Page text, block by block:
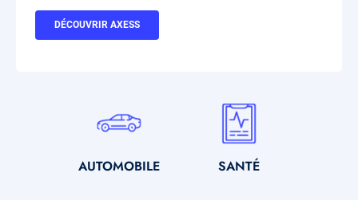
Bouton
CTA
DÉCOUVRIR AXESS
SOUS-
AUTOMOBILE
Icone
SOUS-SANTÉ